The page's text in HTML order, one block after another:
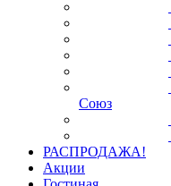
Союз
РАСПРОДАЖА!
Акции